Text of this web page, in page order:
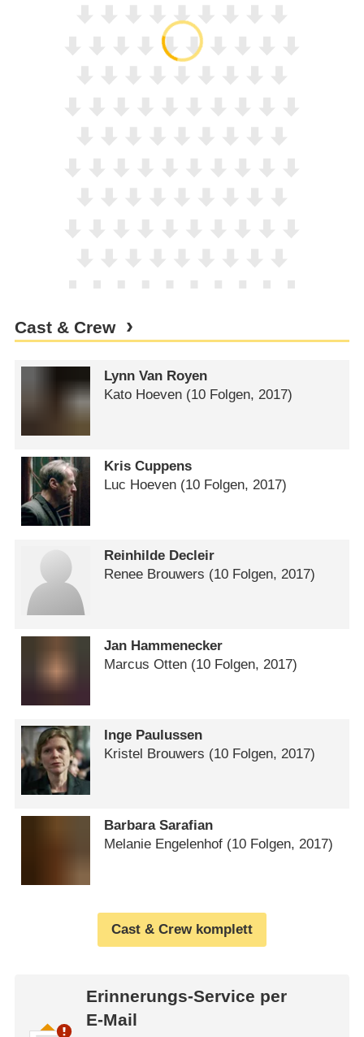
Cast & Crew
Lynn Van Royen
Kato Hoeven (10 Folgen, 2017)
Kris Cuppens
Luc Hoeven (10 Folgen, 2017)
Reinhilde Decleir
Renee Brouwers (10 Folgen, 2017)
Jan Hammenecker
Marcus Otten (10 Folgen, 2017)
Inge Paulussen
Kristel Brouwers (10 Folgen, 2017)
Barbara Sarafian
Melanie Engelenhof (10 Folgen, 2017)
Cast & Crew komplett
Erinnerungs-Service per
E-Mail